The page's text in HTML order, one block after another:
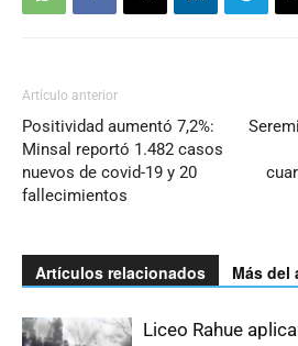
Artículo anterior
Positividad aumentó 7,2%:
Minsal reportó 1.482 casos
nuevos de covid-19 y 20
fallecimientos
Artículos relacionados Más del
Liceo Rahue